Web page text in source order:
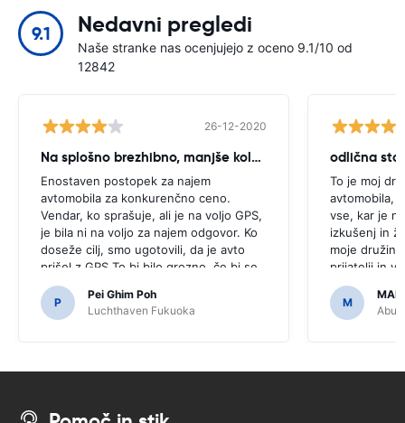
9.1 Nedavni pregledi
Naše stranke nas ocenjujejo z oceno 9.1/10 od
12842
26-12-2020
Na splošno brezhibno, manjše kolcanje
Enostaven postopek za najem
avtomobila za konkurenčno ceno.
Vendar, ko sprašuje, ali je na voljo GPS,
je bila ni na voljo za najem odgovor. Ko
doseže cilj, smo ugotovili, da je avto
prišel z GPS.To bi bilo grozno, če bi se
odločili za nakup GPS, kot je bilo
potrebno za navigacijo japonske ceste.
P
Pei Ghim Poh
Luchthaven Fukuoka
odlična
To je moj
avtomobila,
vse, kar je
izkušenj in
moje
prijatelji in
dostopna in
M
Abu